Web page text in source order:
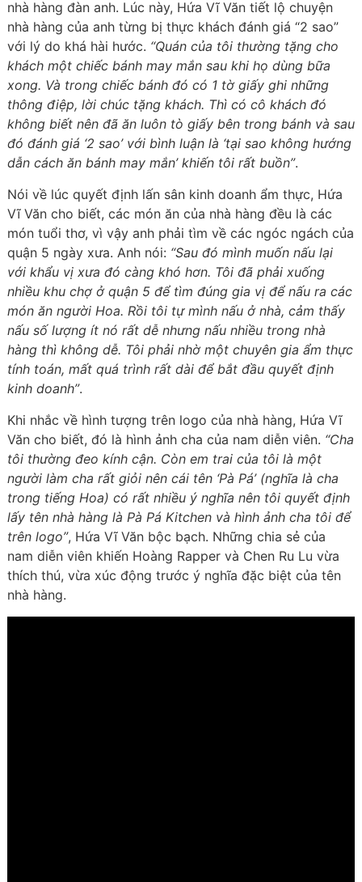
nhà hàng đàn anh. Lúc này, Hứa Vĩ Văn tiết lộ chuyện
nhà hàng của anh từng bị thực khách đánh giá “2 sao”
với lý do khá hài hước. “Quán của tôi thường tặng cho
khách một chiếc bánh may mắn sau khi họ dùng bữa
xong. Và trong chiếc bánh đó có 1 tờ giấy ghi những
thông điệp, lời chúc tặng khách. Thì có cô khách đó
không biết nên đã ăn luôn tò giấy bên trong bánh và sau
đó đánh giá ‘2 sao’ với bình luận là ‘tại sao không hướng
dẫn cách ăn bánh may mắn’ khiến tôi rất buồn”.
Nói về lúc quyết định lấn sân kinh doanh ẩm thực, Hứa
Vĩ Văn cho biết, các món ăn của nhà hàng đều là các
món tuổi thơ, vì vậy anh phải tìm về các ngóc ngách của
quận 5 ngày xưa. Anh nói: “Sau đó mình muốn nấu lại
với khẩu vị xưa đó càng khó hơn. Tôi đã phải xuống
nhiều khu chợ ở quận 5 để tìm đúng gia vị để nấu ra các
món ăn người Hoa. Rồi tôi tự mình nấu ở nhà, cảm thấy
nấu số lượng ít nó rất dễ nhưng nấu nhiều trong nhà
hàng thì không dễ. Tôi phải nhờ một chuyên gia ẩm thực
tính toán, mất quá trình rất dài để bắt đầu quyết định
kinh doanh”.
Khi nhắc về hình tượng trên logo của nhà hàng, Hứa Vĩ
Văn cho biết, đó là hình ảnh cha của nam diễn viên. “Cha
tôi thường đeo kính cận. Còn em trai của tôi là một
người làm cha rất giỏi nên cái tên ‘Pà Pá’ (nghĩa là cha
trong tiếng Hoa) có rất nhiều ý nghĩa nên tôi quyết định
lấy tên nhà hàng là Pà Pá Kitchen và hình ảnh cha tôi để
trên logo”, Hứa Vĩ Văn bộc bạch. Những chia sẻ của
nam diễn viên khiến Hoàng Rapper và Chen Ru Lu vừa
thích thú, vừa xúc động trước ý nghĩa đặc biệt của tên
nhà hàng.